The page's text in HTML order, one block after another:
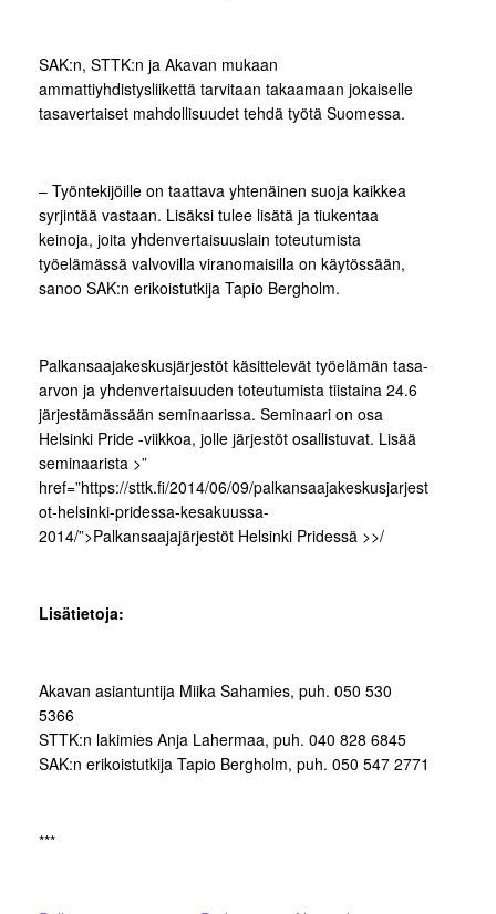
SAK:n, STTK:n ja Akavan mukaan
ammattiyhdistysliikettä tarvitaan takaamaan jokaiselle
tasavertaiset mahdollisuudet tehdä työtä Suomessa.
– Työntekijöille on taattava yhtenäinen suoja kaikkea
syrjintää vastaan. Lisäksi tulee lisätä ja tiukentaa
keinoja, joita yhdenvertaisuuslain toteutumista
työelämässä valvovilla viranomaisilla on käytössään,
sanoo SAK:n erikoistutkija Tapio Bergholm.
Palkansaajakeskusjärjestöt käsittelevät työelämän tasa-
arvon ja yhdenvertaisuuden toteutumista tiistaina 24.6
järjestämässään seminaarissa. Seminaari on osa
Helsinki Pride -viikkoa, jolle järjestöt osallistuvat. Lisää
seminaarista >”
href=”https://sttk.fi/2014/06/09/palkansaajakeskusjarjest
ot-helsinki-pridessa-kesakuussa-
2014/”>Palkansaajajärjestöt Helsinki Pridessä >>/
Lisätietoja:
Akavan asiantuntija Miika Sahamies, puh. 050 530
5366
STTK:n lakimies Anja Lahermaa, puh. 040 828 6845
SAK:n erikoistutkija Tapio Bergholm, puh. 050 547 2771
***